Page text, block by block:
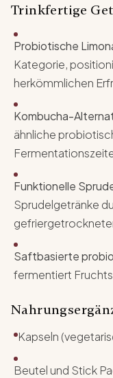
Trinkfertige
Probiotische
Kategorie,
herkömmlichen
Kombucha-
ähnliche
Funktionelle
Sprudelgetränke
Saftbasierte
fermentiert
Kapseln
Beutel und Stick